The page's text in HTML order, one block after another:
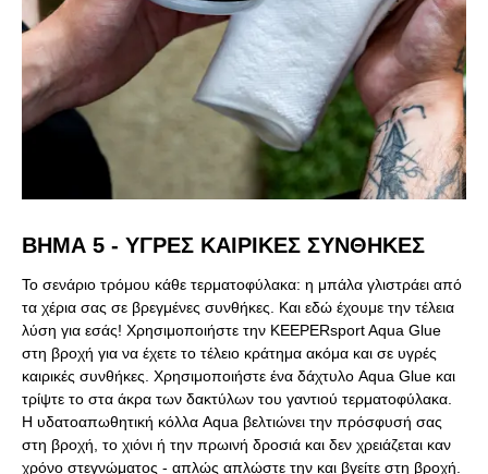
ΒΉΜΑ 5 - ΥΓΡΕΣ ΚΑΙΡΙΚΕΣ ΣΥΝΘΗΚΕΣ
Το σενάριο τρόμου κάθε τερματοφύλακα: η μπάλα γλιστράει από
τα χέρια σας σε βρεγμένες συνθήκες. Και εδώ έχουμε την τέλεια
λύση για εσάς! Χρησιμοποιήστε την KEEPERsport Aqua Glue
στη βροχή για να έχετε το τέλειο κράτημα ακόμα και σε υγρές
καιρικές συνθήκες. Χρησιμοποιήστε ένα δάχτυλο Aqua Glue και
τρίψτε το στα άκρα των δακτύλων του γαντιού τερματοφύλακα.
Η υδατοαπωθητική κόλλα Aqua βελτιώνει την πρόσφυσή σας
στη βροχή, το χιόνι ή την πρωινή δροσιά και δεν χρειάζεται καν
χρόνο στεγνώματος - απλώς απλώστε την και βγείτε στη βροχή.